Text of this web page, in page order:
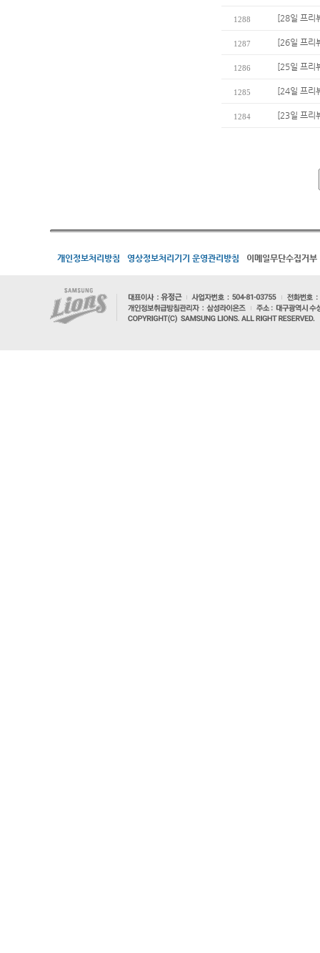
1288 [28일 프리
1287 [26일 프리
1286 [25일 프리
1285 [24일 프리
1284 [23일 프리
개인정보처리방침 영상정보처리기기 운영관리방침 이메일무단수집거부